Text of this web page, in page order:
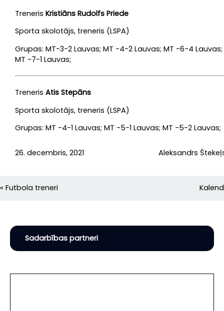
Treneris Kristiāns Rudolfs Priede
Sporta skolotājs, treneris (LSPA)
Grupas: MT-3-2 Lauvas; MT -4-2 Lauvas; MT -6-4 Lauvas;
MT -7-1 Lauvas;
Treneris Atis Stepāns
Sporta skolotājs, treneris (LSPA)
Grupas: MT -4-1 Lauvas; MT -5-1 Lauvas; MT -5-2 Lauvas;
26. decembris, 2021 Aleksandrs
« Futbola treneri
Sadarbības partneri